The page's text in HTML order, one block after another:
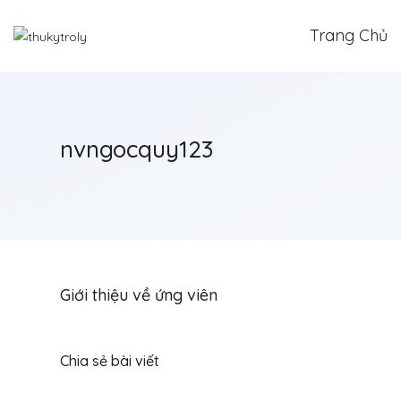
Trang Chủ
nvngocquy123
Giới thiệu về ứng viên
Chia sẻ bài viết